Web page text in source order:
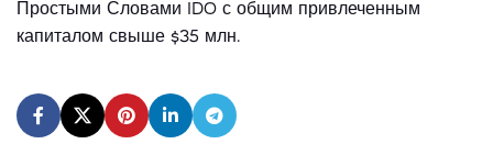
Простыми Словами IDO с общим привлеченным
капиталом свыше $35 млн.